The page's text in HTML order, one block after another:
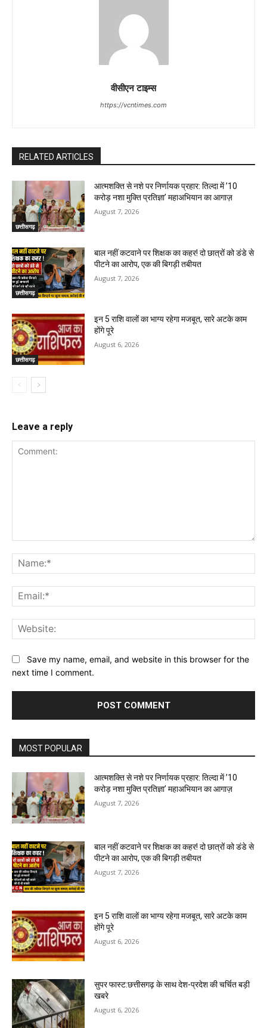
वीसीएन टाइम्स
https://vcntimes.com
RELATED ARTICLES
छत्तीसगढ़
आत्मशक्ति से नशे पर निर्णायक प्रहार: तिल्दा में ’10
करोड़ नशा मुक्ति प्रतिज्ञा’ महाअभियान का आगाज़
August 7, 2026
छत्तीसगढ़
बाल नहीं कटवाने पर शिक्षक का कहर! दो छात्रों को डंडे से
पीटने का आरोप, एक की बिगड़ी तबीयत
August 7, 2026
छत्तीसगढ़
इन 5 राशि वालों का भाग्य रहेगा मजबूत, सारे अटके काम
होंगे पूरे
August 6, 2026
Leave a reply
Save my name, email, and website in this browser for the
next time I comment.
MOST POPULAR
आत्मशक्ति से नशे पर निर्णायक प्रहार: तिल्दा में ’10
करोड़ नशा मुक्ति प्रतिज्ञा’ महाअभियान का आगाज़
August 7, 2026
बाल नहीं कटवाने पर शिक्षक का कहर! दो छात्रों को डंडे से
पीटने का आरोप, एक की बिगड़ी तबीयत
August 7, 2026
इन 5 राशि वालों का भाग्य रहेगा मजबूत, सारे अटके काम
होंगे पूरे
August 6, 2026
सुपर फास्ट:छत्तीसगढ़ के साथ देश-प्रदेश की चर्चित बड़ी
खबरे
August 6, 2026